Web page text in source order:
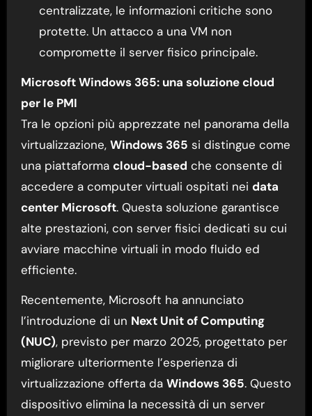
centralizzate, le informazioni critiche sono
protette. Un attacco a una VM non
compromette il server fisico principale.
Microsoft Windows 365: una soluzione cloud
per le PMI
Tra le opzioni più apprezzate nel panorama della
virtualizzazione, Windows 365 si distingue come
una piattaforma cloud-based che consente di
accedere a computer virtuali ospitati nei data
center Microsoft. Questa soluzione garantisce
alte prestazioni, con server fisici dedicati su cui
avviare macchine virtuali in modo fluido ed
efficiente.
Recentemente, Microsoft ha annunciato
l’introduzione di un Next Unit of Computing
(NUC), previsto per marzo 2025, progettato per
migliorare ulteriormente l’esperienza di
virtualizzazione offerta da Windows 365. Questo
dispositivo elimina la necessità di un server